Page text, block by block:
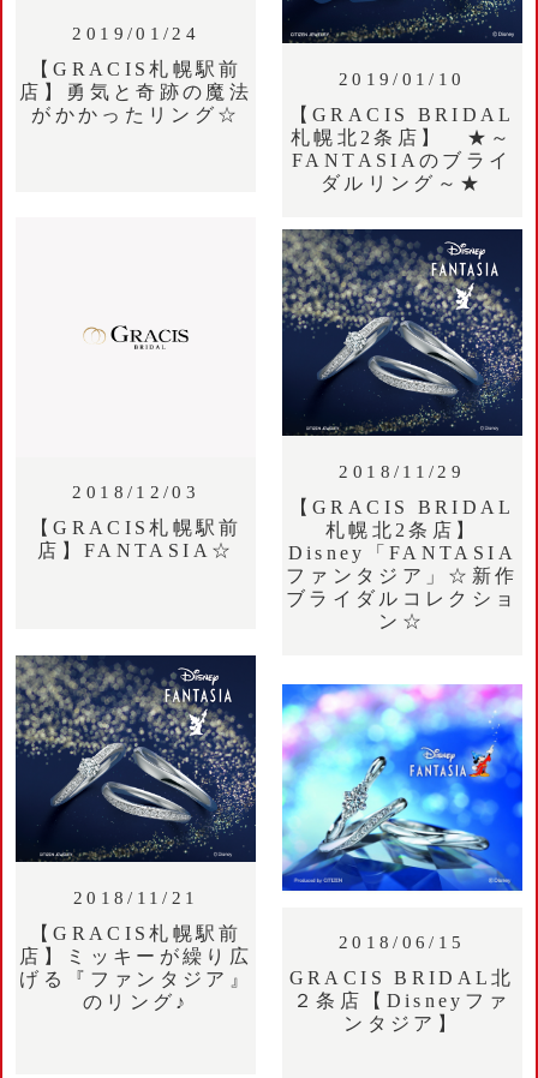
2019/01/24
【GRACIS札幌駅前
店】勇気と奇跡の魔法
がかかったリング☆
2019/01/10
【GRACIS BRIDAL
札幌北2条店】 ★～
FANTASIAのブライ
ダルリング～★
2018/12/03
【GRACIS札幌駅前
店】FANTASIA☆
2018/11/29
【GRACIS BRIDAL
札幌北2条店】
Disney「FANTASIA
ファンタジア」☆新作
ブライダルコレクショ
ン☆
2018/11/21
【GRACIS札幌駅前
店】ミッキーが繰り広
げる『ファンタジア』
のリング♪
2018/06/15
GRACIS BRIDAL北
２条店【Disneyファ
ンタジア】